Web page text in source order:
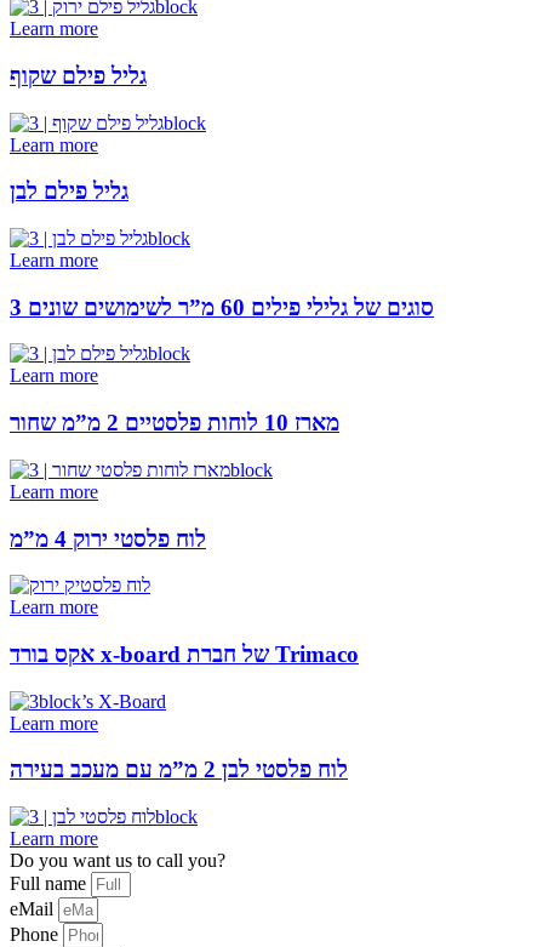
Learn more
גליל פילם שקוף
Learn more
גליל פילם לבן
Learn more
3 סוגים של גלילי פילים 60 מ”ר לשימושים שונים
Learn more
מארז 10 לוחות פלסטיים 2 מ”מ שחור
Learn more
לוח פלסטי ירוק 4 מ”מ
Learn more
אקס בורד x-board של חברת Trimaco
Learn more
לוח פלסטי לבן 2 מ”מ עם מעכב בעירה
Learn more
Do you want us to call you?​
Full name
eMail
Phone